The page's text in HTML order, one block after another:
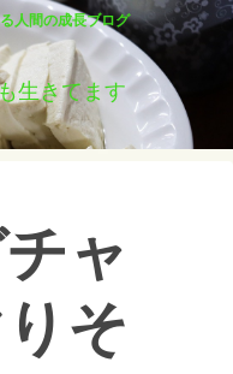
人間の成長ブログ
生きてます
ャ
そ